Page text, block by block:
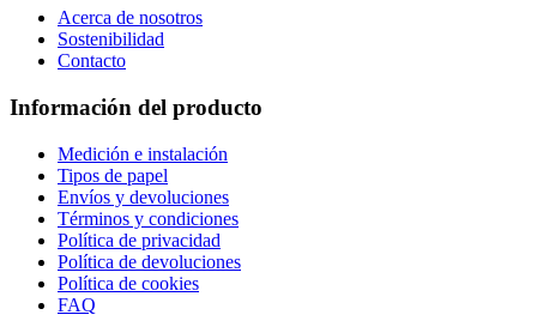
Acerca de nosotros
Sostenibilidad
Contacto
Información del producto
Medición e instalación
Tipos de papel
Envíos y devoluciones
Términos y condiciones
Política de privacidad
Política de devoluciones
Política de cookies
FAQ